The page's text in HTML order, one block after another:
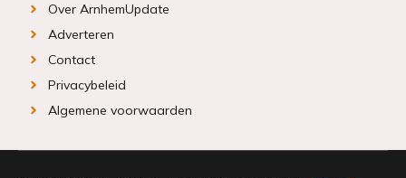
Over ArnhemUpdate
Adverteren
Contact
Privacybeleid
Algemene voorwaarden